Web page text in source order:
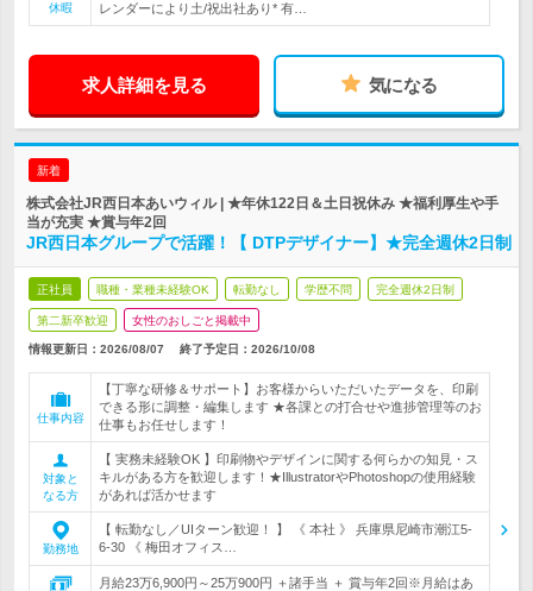
休暇
レンダーにより土/祝出社あり* 有…
求人詳細を見る 気になる
新着
株式会社JR西日本あいウィル | ★年休122日＆土日祝休み ★福利厚生や手
当が充実 ★賞与年2回
JR西日本グループで活躍！【 DTPデザイナー】★完全週休2日制
正社員 職種・業種未経験OK 転勤なし 学歴不問 完全週休2日制
第二新卒歓迎 女性のおしごと掲載中
情報更新日：2026/08/07 終了予定日： 2026/10/08
仕事内容
【丁寧な研修＆サポート】お客様からいただいたデータを、印刷
できる形に調整・編集します ★各課との打合せや進捗管理等のお
仕事もお任せします！
対象と
なる方
【 実務未経験OK 】印刷物やデザインに関する何らかの知見・ス
キルがある方を歓迎します！★IllustratorやPhotoshopの使用経験
があれば活かせます
勤務地
【 転勤なし／UIターン歓迎！ 】 《 本社 》 兵庫県尼崎市潮江5-
6-30 《 梅田オフィス…
月給23万6,900円～25万900円 ＋諸手当 ＋ 賞与年2回※月給はあ